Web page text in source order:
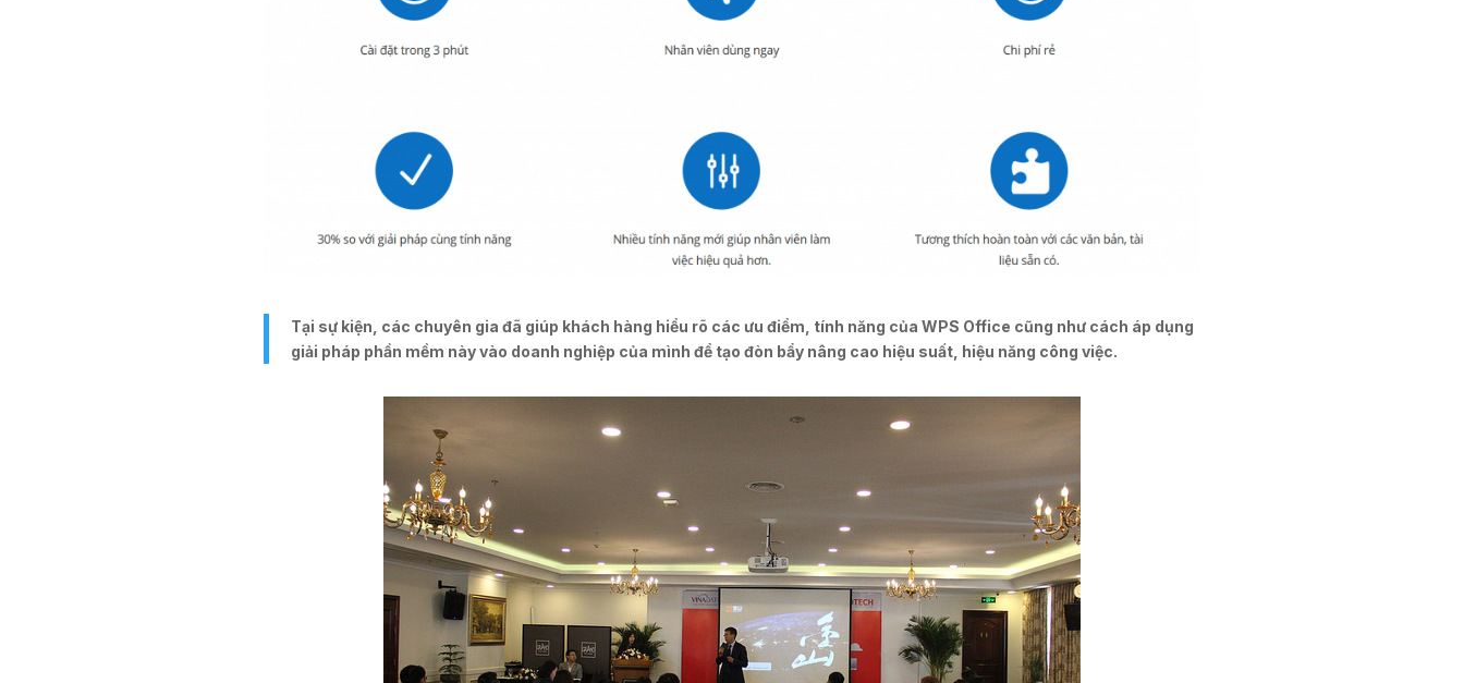
Tại sự kiện, các chuyên gia đã giúp khách hàng hiểu rõ các ưu điểm, tính năng của WPS Office cũng như cách áp dụng
giải pháp phần mềm này vào doanh nghiệp của mình để tạo đòn bẩy nâng cao hiệu suất, hiệu năng công việc.